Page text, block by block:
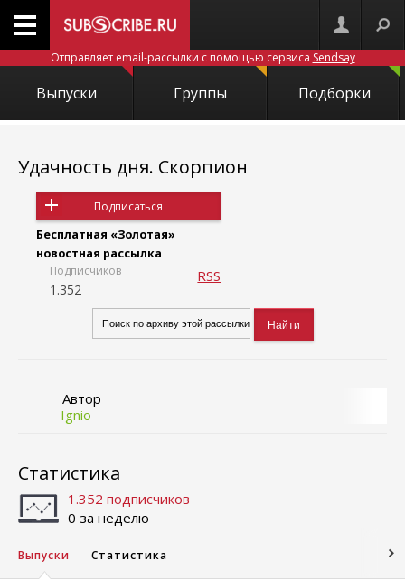
Отправляет email-рассылки с помощью сервиса Sendsay
Выпуски Группы Подборки
Удачность дня. Скорпион
Подписаться
Бесплатная «Золотая»
новостная рассылка
Подписчиков
1.352
RSS
Автор
Ignio
Статистика
1.352 подписчиков
0 за неделю
Выпуски Статистика